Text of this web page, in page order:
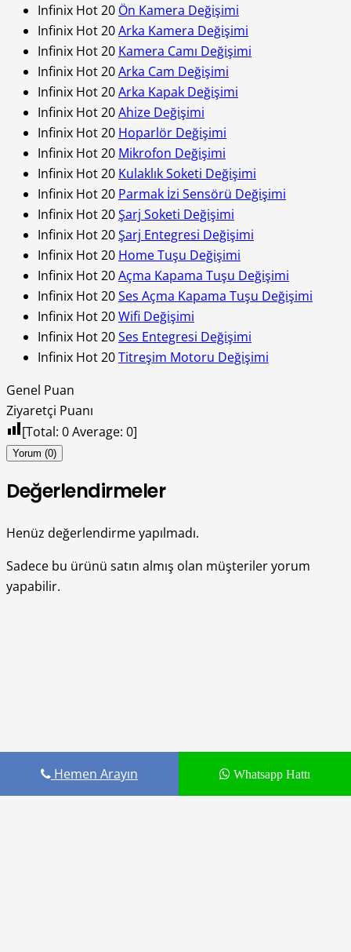
Infinix Hot 20 Ön Kamera Değişimi
Infinix Hot 20Arka Kamera Değişimi
Infinix Hot 20 Kamera Camı Değişimi
Infinix Hot 20Arka Cam Değişimi
Infinix Hot 20Arka Kapak Değişimi
Infinix Hot 20Ahize Değişimi
Infinix Hot 20 Hoparlör Değişimi
Infinix Hot 20 Mikrofon Değişimi
Infinix Hot 20 Kulaklık Soketi Değişimi
Infinix Hot 20 Parmak İzi Sensörü Değişimi
Infinix Hot 20Şarj Soketi Değişimi
Infinix Hot 20Şarj Entegresi Değişimi
Infinix Hot 20 Home Tuşu Değişimi
Infinix Hot 20Açma Kapama Tuşu Değişimi
Infinix Hot 20Ses Açma Kapama Tuşu Değişimi
Infinix Hot 20Wifi Değişimi
Infinix Hot 20Ses Entegresi Değişimi
Infinix Hot 20Titreşim Motoru Değişimi
Genel Puan
Ziyaretçi Puanı
[Total: 0Average: 0]
Yorum (0)
Değerlendirmeler
Henüz değerlendirme yapılmadı.
Sadece bu ürünü satın almış olan müşteriler yorum
yapabilir.
Hemen Arayın Whatsapp Hattı